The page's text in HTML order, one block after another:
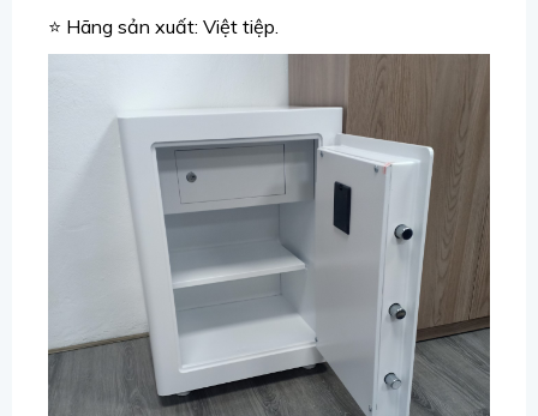
⭐ Hãng sản xuất: Việt tiệp.